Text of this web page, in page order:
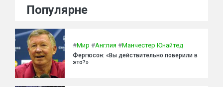
Популярне
#Мир #Англия #Манчестер Юнайтед
Фергюсон: «Вы действительно поверили в
это?»